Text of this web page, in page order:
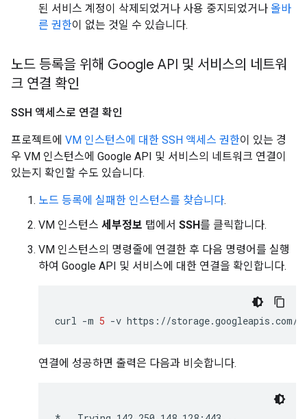
된 서비스 계정이 삭제되었거나 사용 중지되었거나 올바
른 권한이 없는 것일 수 있습니다.
노드 등록을 위해 Google API 및 서비스의 네트워
크 연결 확인
SSH 액세스로 연결 확인
프로젝트에 VM 인스턴스에 대한 SSH 액세스 권한이 있는 경
우 VM 인스턴스에 Google API 및 서비스의 네트워크 연결이
있는지 확인할 수도 있습니다.
노드 등록에 실패한 인스턴스를 찾습니다.
VM 인스턴스 세부정보 탭에서 SSH를 클릭합니다.
VM 인스턴스의 명령줄에 연결한 후 다음 명령어를 실행
하여 Google API 및 서비스에 대한 연결을 확인합니다.
curl -m 5 -v
연결에 성공하면 출력은 다음과 비슷합니다.